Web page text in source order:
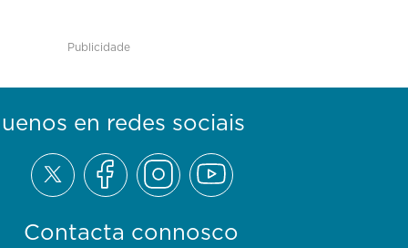
Publicidade
Contacta connosco
en redes sociais